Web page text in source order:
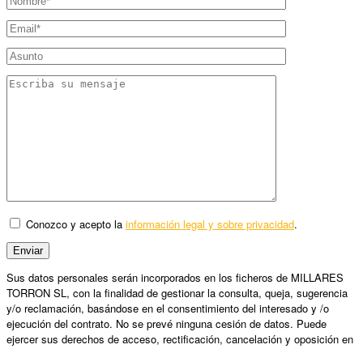
Conozco y acepto la información legal y sobre privacidad.
Sus datos personales serán incorporados en los ficheros de MILLARES
TORRON SL, con la finalidad de gestionar la consulta, queja, sugerencia
y/o reclamación, basándose en el consentimiento del interesado y /o
ejecución del contrato. No se prevé ninguna cesión de datos. Puede
ejercer sus derechos de acceso, rectificación, cancelación y oposición en